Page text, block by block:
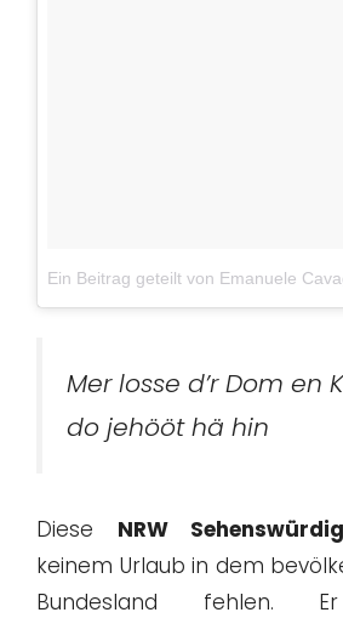
Mer losse d’r Dom en
do jehööt hä hin
Diese NRW
keinem Urlaub in dem
Bundesland fehlen.